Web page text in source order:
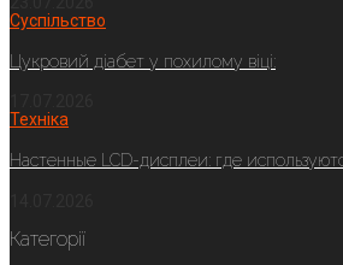
Суспільство
Цукровий діабет у похилому віці:
Техніка
Настенные LCD-дисплеи: где
Категорії